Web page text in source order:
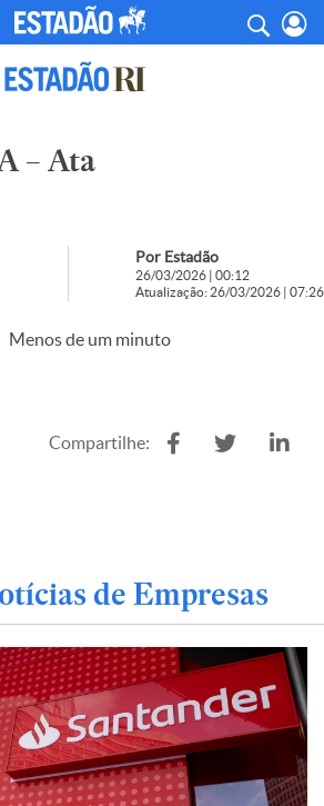
– Ata
Por Estadão
26/03/2026 | 00:12
Atualização: 26/03/2026 | 07:26
Menos de um minuto
Compartilhe:
de Empresas